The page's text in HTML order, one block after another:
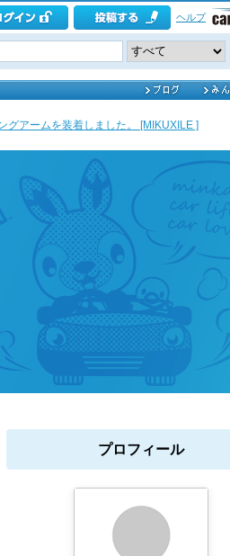
ヘルプ
グアームを装着しました。 [MIKUXILE ]
プロフィール